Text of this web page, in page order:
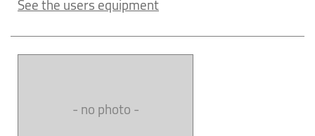
- no photo -